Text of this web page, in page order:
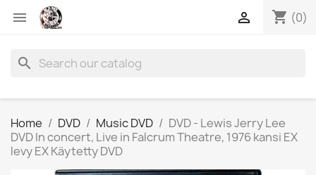
 shopping_cart (0)

search
Home DVD Music DVD
DVD - Lewis Jerry Lee
DVD In concert, Live in Falcrum Theatre, 1976 kansi EX
levy EX Käytetty DVD